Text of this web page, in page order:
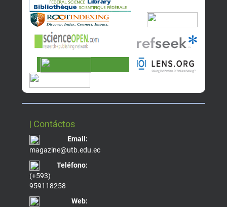
| Contáctos
Email:
magazine@utb.edu.ec
Teléfono:
(+593)
959118258
Web: